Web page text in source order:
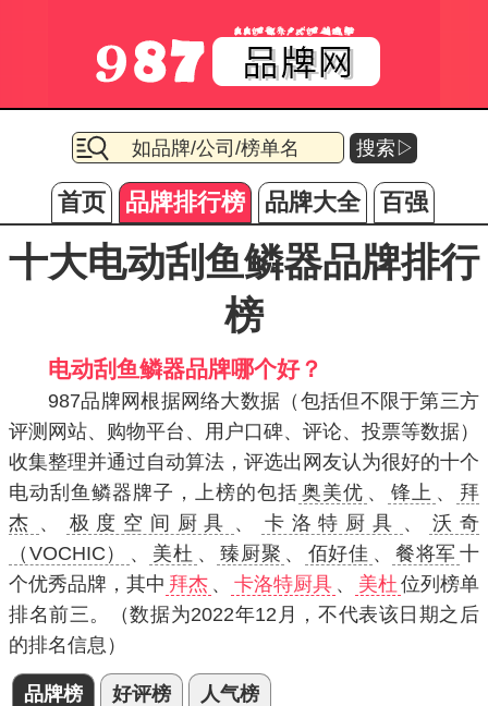
搜索▷
首页 品牌排行榜 品牌大全 百强
十大电动刮鱼鳞器品牌排行
榜
电动刮鱼鳞器品牌哪个好？
987品牌网根据网络大数据（包括但不限于第三方
评测网站、购物平台、用户口碑、评论、投票等数据）
收集整理并通过自动算法，评选出网友认为很好的十个
电动刮鱼鳞器牌子，上榜的包括 奥美优 、 锋上 、
拜
杰 、 极度空间厨具 、 卡洛特厨具 、
沃奇
（VOCHIC）
、 美杜 、 臻厨聚 、 佰好佳 、 餐将军 十
个优秀品牌，其中 拜杰 、 卡洛特厨具 、 美杜 位列榜单
排名前三。（数据为2022年12月，不代表该日期之后
的排名信息）
品牌榜 好评榜 人气榜